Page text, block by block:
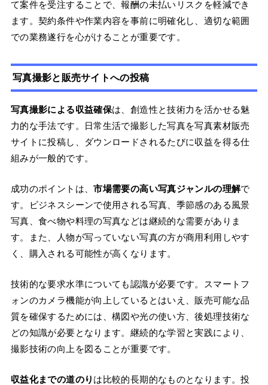
て案件を受注することで、報酬の未払いリスクを軽減でき
ます。契約条件や作業内容を事前に明確化し、適切な範囲
での業務遂行を心がけることが重要です。
写真撮影と販売サイトへの投稿
写真撮影による収益確保は、創造性と技術力を活かせる魅
力的な手法です。日常生活で撮影した写真を写真素材販売
サイトに投稿し、ダウンロードされるたびに収益を得る仕
組みが一般的です。
成功のポイントは、市場需要の高い写真ジャンルの理解で
す。ビジネスシーンで使用される写真、季節感のある風景
写真、食べ物や料理の写真などは継続的な需要がありま
す。また、人物が写っていない写真の方が商用利用しやす
く、購入される可能性が高くなります。
技術的な要求水準についても認識が必要です。スマートフ
ォンのカメラ機能が向上しているとはいえ、販売可能な品
質を確保するためには、構図や光の使い方、後処理技術な
どの知識が必要となります。継続的な学習と実践により、
撮影技術の向上を図ることが重要です。
収益化までの道のり は比較的長期的なものとなります。投